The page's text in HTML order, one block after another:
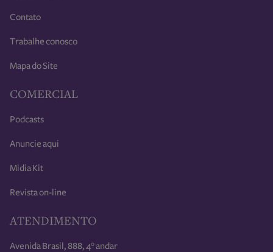
Contato
Trabalhe conosco
Mapa do Site
COMERCIAL
Podcasts
Anuncie aqui
Midia Kit
Revista on-line
ATENDIMENTO
Avenida Brasil, 888, 4° andar